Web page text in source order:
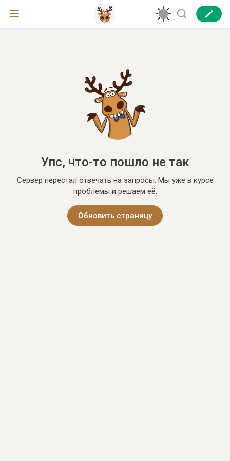
Упс, что-то пошло не так
Сервер перестал отвечать на запросы. Мы уже в курсе
проблемы и решаем её.
Обновить страницу